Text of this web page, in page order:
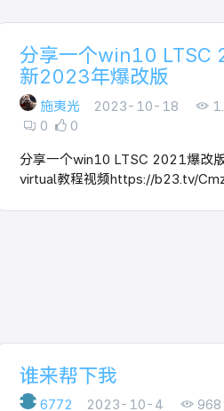
分享一个win10 LTSC
新2023年爆改版
施夷光 2023-10-18
0
0
分享一个win10 LTSC 2021爆改
virtual教程视频https://b23.tv/
谁来帮下我
6772 2023-10-4
968